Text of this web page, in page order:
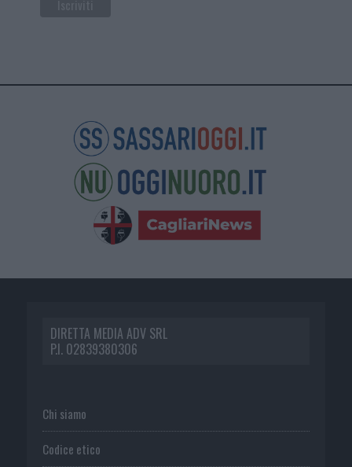
DIRETTA MEDIA ADV SRL
P.I. 02839380306
Chi siamo
Codice etico